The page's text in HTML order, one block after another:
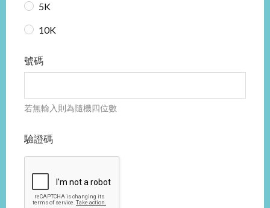
5K
10K
號碼
若無輸入則為隨機四位數
驗證碼